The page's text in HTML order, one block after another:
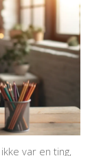
var en ting,